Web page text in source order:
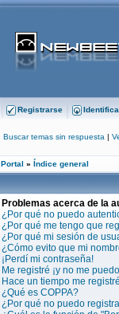
Registrarse
Buscar temas sin respuesta |
Portal » Índice general
Problemas acerca de la
¿Por qué no puedo
¿Por qué me tengo que
¿Por qué mi sesión de
¿Cómo evito que mi
¡Perdí mi contraseña!
Me registré ¡y no me
Hace un tiempo me
¿Qué es COPPA?
¿Por qué no puedo